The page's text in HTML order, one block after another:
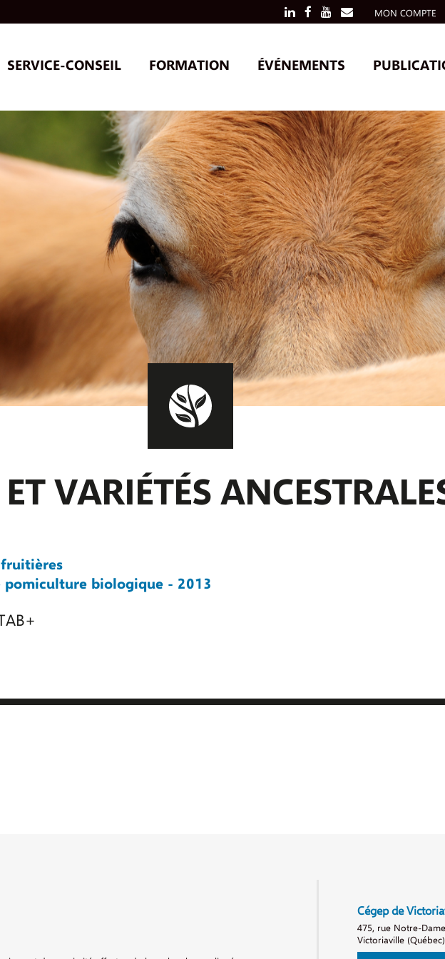
MON COMPTE
SERVICE-CONSEIL
SERVICES AUX PRODUCTEURS
SERVICES AUX CONSEILLERS
RECHERCHE EN ENTREPRISE
FORMATION ÉVÉNEMENTS
ACTIVITÉS À VENIR
ACTIVITÉS PASSÉES
COLLOQUE ANNUEL “BIO
POUR TOUS!”
VIDÉOS DE NOS ACTIVITÉS
VARIÉTÉS
pomiculture biologique - 2013
Cégep de
475, rue Notre-
Victoriaville